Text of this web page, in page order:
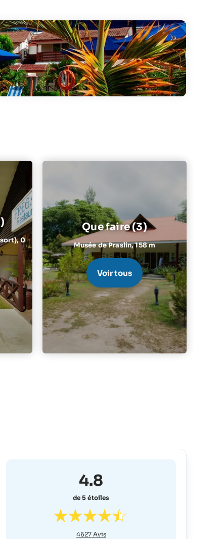
0
Que faire (3)
Musée de Praslin,158 m
Voir tous
4.8
de 5 étoiles
4627Avis